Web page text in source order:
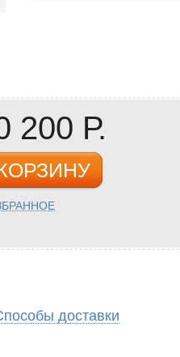
200 Р.
доставки